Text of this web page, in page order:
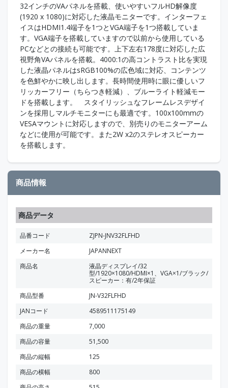
32インチのVAパネルを搭載、使いやすいフルHD解像度
(1920 x 1080)に対応した液晶モニターです。インターフェ
イスはHDMI1.4端子を1つとVGA端子を1つ搭載していま
す。VGA端子を搭載していますので以前から使用している
PCなどとの接続も可能です。上下左右178度に対応した広
視野角VAパネルを搭載。4000:1の高コントラスト比を実現
した液晶パネルはsRGB100%の広色域に対応、コンテンツ
を色鮮やかに映し出します。長時間使用時に眼に優しいフ
リッカーフリー（ちらつき軽減）、ブルーライト軽減モー
ドを搭載します。 スタイリッシュなフレームレスデザイ
ンを採用しマルチモニターにも最適です。100x100mmの
VESAマウントに対応しますので、別売りのモニターアーム
などに使用が可能です。また2W x2のステレオスピーカー
を搭載します。
商品情報
商品データ
品番コード
ZJPN-JNV32FLFHD
メーカー名
JAPANNEXT
商品名
液晶ディスプレイ/32
型/1920×1080/HDMI×1、VGA×1/ブラック/
スピーカー：有/2年保証
商品型番
JN-V32FLFHD
JANコード
4589511175149
商品の重量
7,000
商品の容量
51,500
商品の縦幅
125
商品の横幅
800